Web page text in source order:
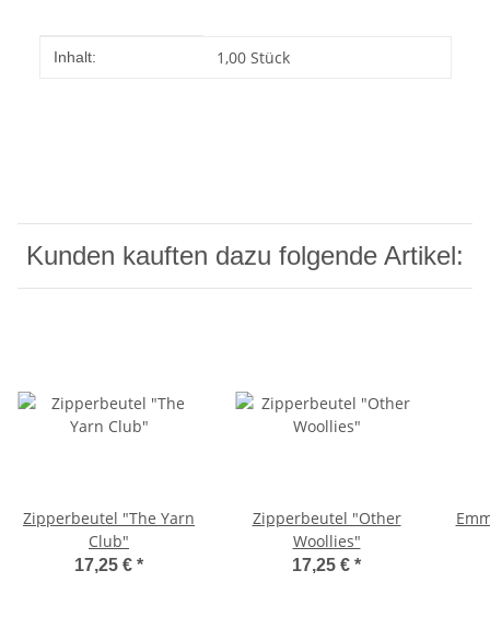
Produkteigenschaft
Wert
Inhalt: 1,00 Stück
Kunden kauften dazu folgende Artikel:
Zipperbeutel "The Yarn
Club"
17,25 € *
Zipperbeutel "Other
Woollies"
17,25 € *